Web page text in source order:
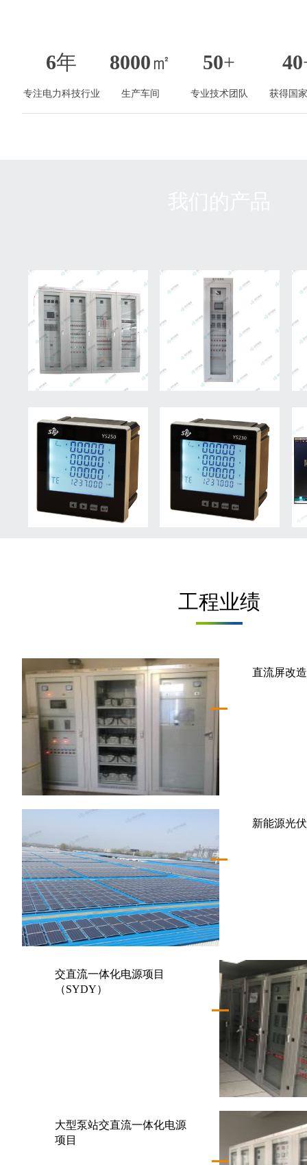
6年
专注电力科技行业
8000㎡
生产车间
50+
专业技术团队
40
获得国
工程业绩
直流屏改
新能源光
交直流一体化电源项目
（SYDY）
大型泵站交直流一体化电源
项目